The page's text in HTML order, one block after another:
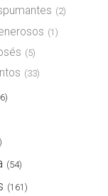
(2)
(1)
(5)
(33)
(54)
(161)